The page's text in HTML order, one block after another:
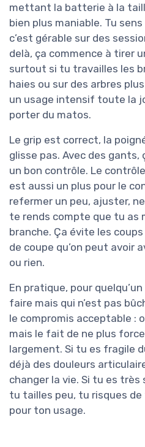
mettant la batterie à la
bien plus maniable. Tu
c’est gérable sur des
delà, ça commence à tirer
surtout si tu travailles les
haies ou sur des arbres
un usage intensif toute la
porter du matos.
Le grip est correct, la
glisse pas. Avec des gants,
un bon contrôle. Le
est aussi un plus pour le
refermer un peu, ajuster,
te rends compte que tu as
branche. Ça évite les
de coupe qu’on peut avoir
ou rien.
En pratique, pour
faire mais qui n’est pas
le compromis acceptable :
mais le fait de ne plus
largement. Si tu es fragile
déjà des douleurs
changer la vie. Si tu es
tu tailles peu, tu risques
pour ton usage.